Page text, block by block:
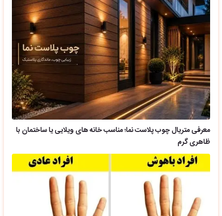
معرفی متریال چوب پلاست نما؛ مناسب خانه های ویلایی یا ساختمان با
ظاهری گرم